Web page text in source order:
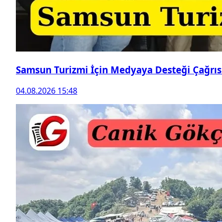
Samsun Turizmi İçin Medyaya Desteği
04.08.2026 15:48